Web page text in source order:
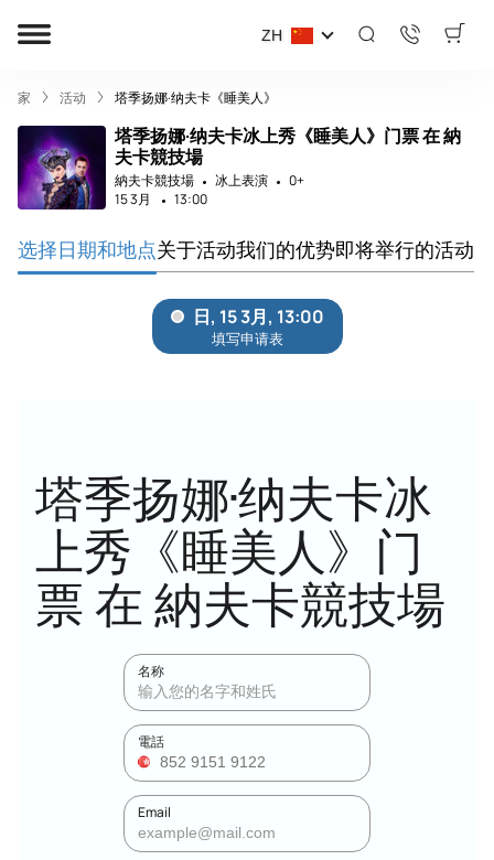
ZH
家 活动 塔季扬娜·纳夫卡《睡美人》
塔季扬娜·纳夫卡冰上秀《睡美人》门票 在 納
夫卡競技場
納夫卡競技場 冰上表演
0+
15 3月
13:00
选择日期和地点关于活动我们的优势即将举行的活动
塔季扬娜·纳夫卡冰
上秀《睡美人》门
票 在 納夫卡競技場
名称
電話
Email